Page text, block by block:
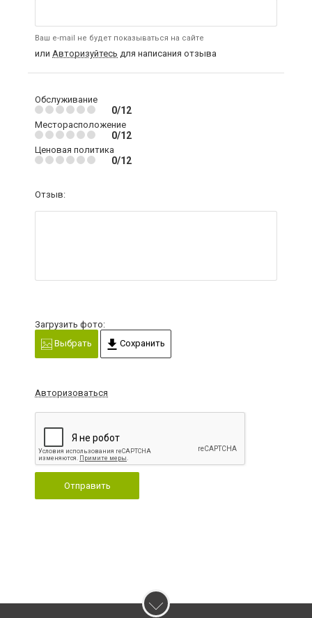
Ваш e-mail не будет показываться на сайте
или Авторизуйтесь для написания отзыва
Обслуживание
0/12
Месторасположение
0/12
Ценовая политика
0/12
Отзыв:
Загрузить фото:
Выбрать
Сохранить
Авторизоваться
Отправить